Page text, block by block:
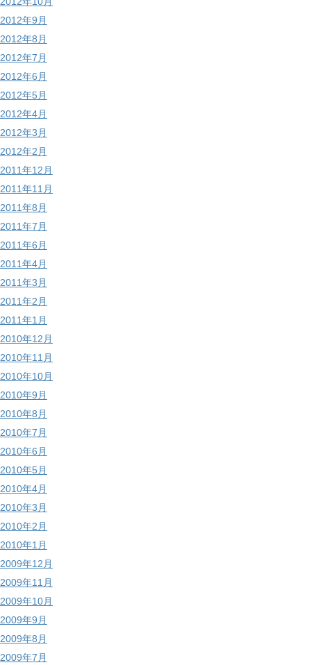
2012年9月
2012年8月
2012年7月
2012年6月
2012年5月
2012年4月
2012年3月
2012年2月
2011年12月
2011年11月
2011年8月
2011年7月
2011年6月
2011年4月
2011年3月
2011年2月
2011年1月
2010年12月
2010年11月
2010年10月
2010年9月
2010年8月
2010年7月
2010年6月
2010年5月
2010年4月
2010年3月
2010年2月
2010年1月
2009年12月
2009年11月
2009年10月
2009年9月
2009年8月
2009年7月